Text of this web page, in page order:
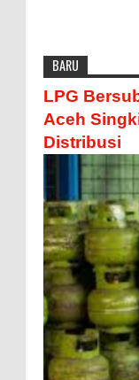
BARU
LPG
Aceh
Distribusi